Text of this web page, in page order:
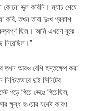
কোনো ভুল করিনি। ম্যাচ শেষে
করি, তখন তারা দুঃখ প্রকাশ
ছিল। আমি এখনো বুঝে
নিয়েছিল।”
তখন আরও বেশি হস্তক্ষেপ করা
দুই মিনিটের
পড়ে গিয়ে ভেঙে গিয়েছিল,
ক্ষুব্ধ হওয়ার যথেষ্ট কারণ